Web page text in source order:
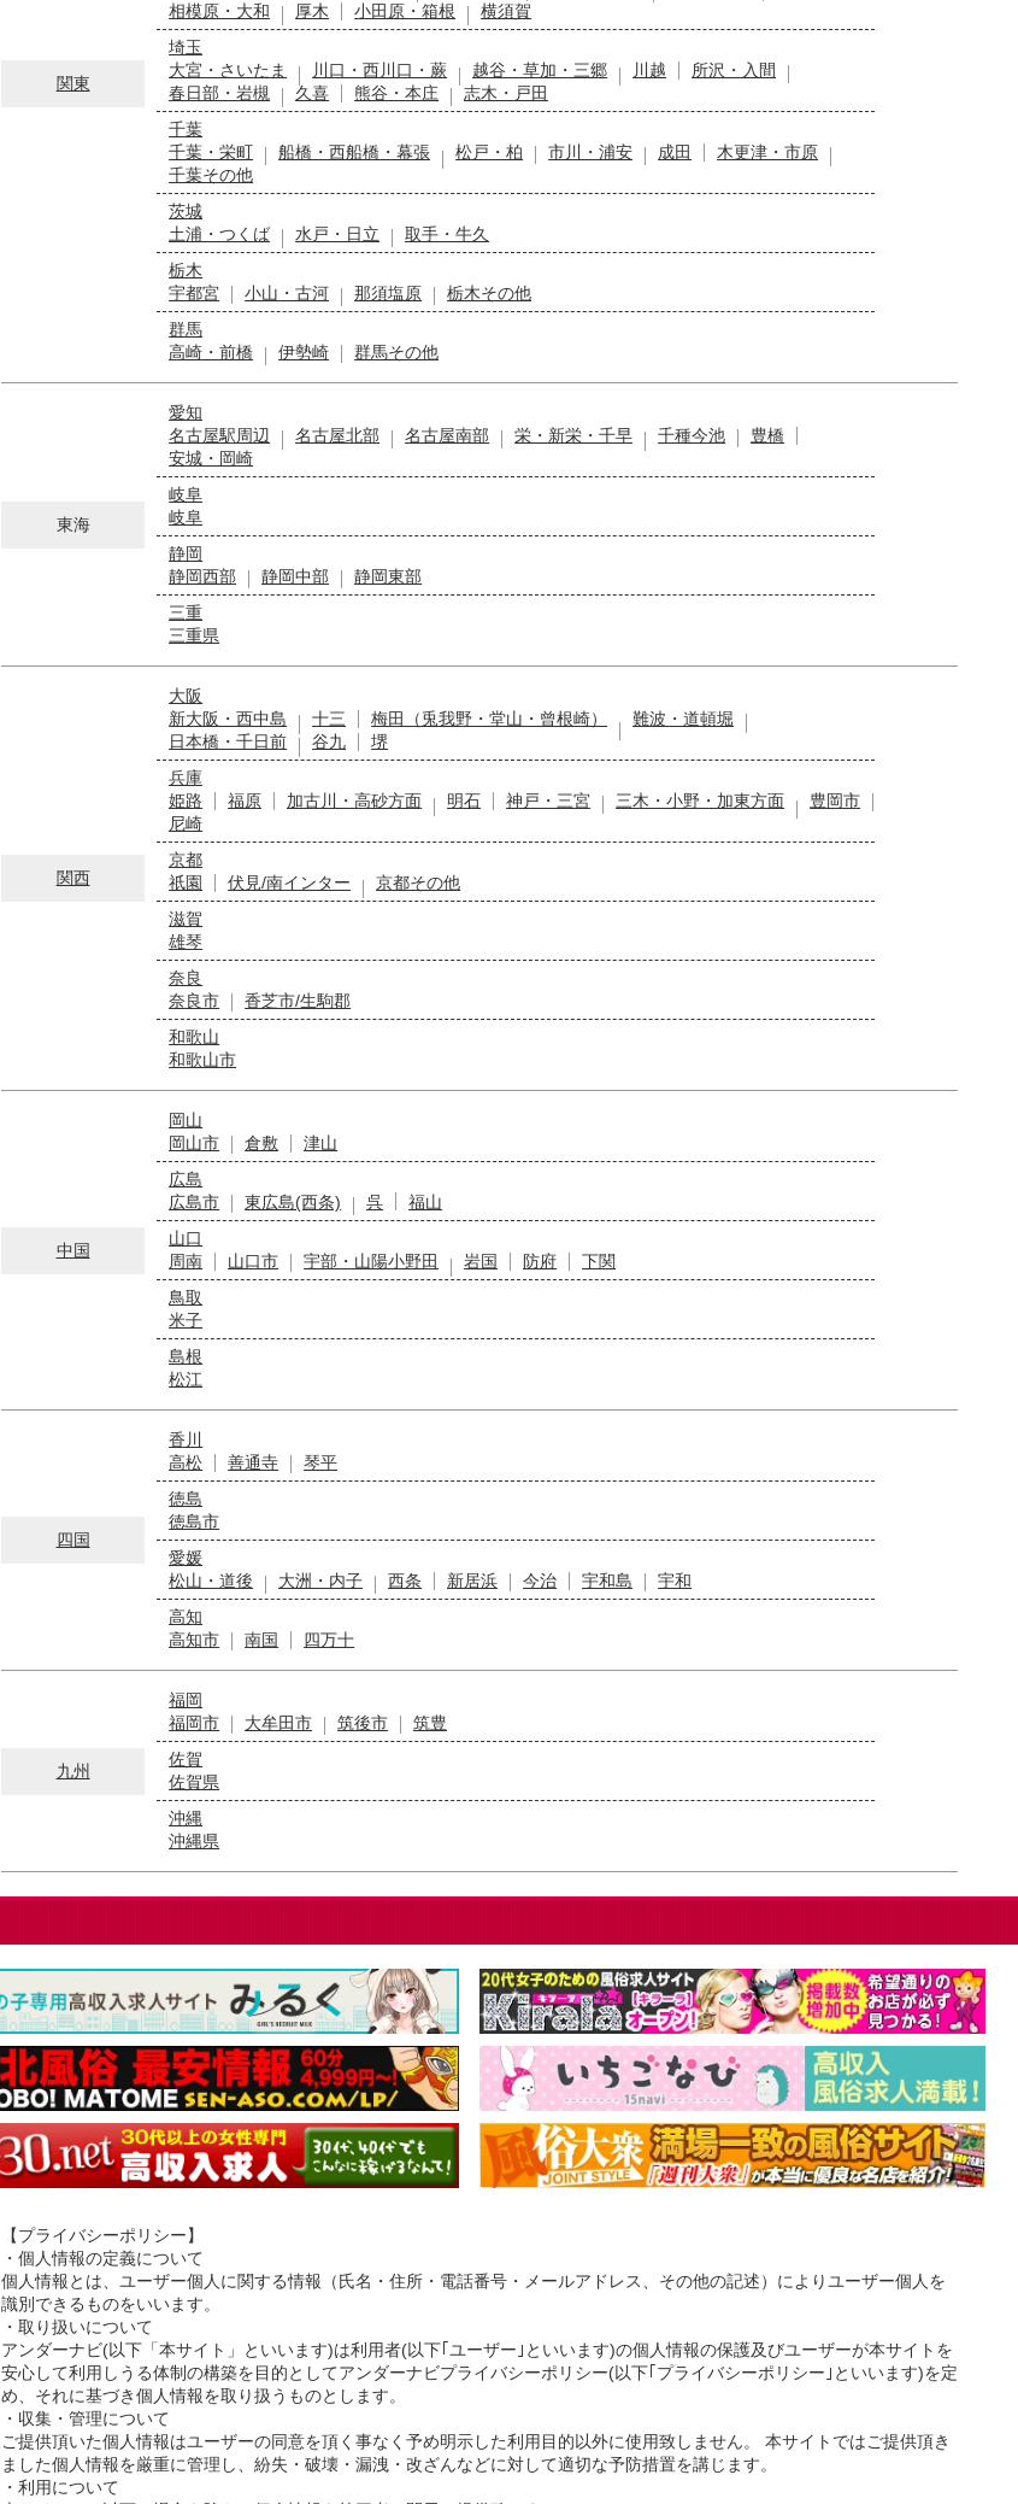
関東
相模原・大和
厚木 小田原・箱根
横須賀
埼玉
大宮・さいたま
川口・西川口・蕨 越谷・草加・三郷 川越
所沢・入間
春日部・岩槻
久喜 熊谷・本庄
志木・戸田
千葉
千葉・栄町
船橋・西船橋・幕張 松戸・柏 市川・浦安 成田
木更津・市原
千葉その他
茨城
土浦・つくば
水戸・日立
取手・牛久
栃木
宇都宮
小山・古河 那須塩原
栃木その他
群馬
高崎・前橋
伊勢崎 群馬その他
東海
愛知
名古屋駅周辺
名古屋北部 名古屋南部 栄・新栄・千早 千種今池
豊橋
安城・岡崎
岐阜
岐阜
静岡
静岡西部
静岡中部
静岡東部
三重
三重県
関西
大阪
新大阪・西中島
十三 梅田（兎我野・堂山・曾根崎）
難波・道頓堀
日本橋・千日前
谷九
堺
兵庫
姫路
福原 加古川・高砂方面 明石 神戸・三宮 三木・小野・加東方面
豊岡市
尼崎
京都
祇園
伏見/南インター
京都その他
滋賀
雄琴
奈良
奈良市
香芝市/生駒郡
和歌山
和歌山市
中国
岡山
岡山市
倉敷
津山
広島
広島市
東広島(西条) 呉
福山
山口
周南
山口市 宇部・山陽小野田 岩国 防府
下関
鳥取
米子
島根
松江
四国
香川
高松
善通寺
琴平
徳島
徳島市
愛媛
松山・道後
大洲・内子 西条 新居浜 今治 宇和島
宇和
高知
高知市
南国 四万十
九州
福岡
福岡市
大牟田市 筑後市
筑豊
佐賀
佐賀県
沖縄
沖縄県
【プライバシーポリシー】
・個人情報の定義について
個人情報とは、ユーザー個人に関する情報（氏名・住所・電話番号・メールアドレス、その他の記述）によりユーザー個人を
識別できるものをいいます。
・取り扱いについて
アンダーナビ(以下「本サイト」といいます)は利用者(以下｢ユーザー｣といいます)の個人情報の保護及びユーザーが本サイトを
安心して利用しうる体制の構築を目的としてアンダーナビプライバシーポリシー(以下｢プライバシーポリシー｣といいます)を定
め、それに基づき個人情報を取り扱うものとします。
・収集・管理について
ご提供頂いた個人情報はユーザーの同意を頂く事なく予め明示した利用目的以外に使用致しません。 本サイトではご提供頂き
ました個人情報を厳重に管理し、紛失・破壊・漏洩・改ざんなどに対して適切な予防措置を講じます。
・利用について